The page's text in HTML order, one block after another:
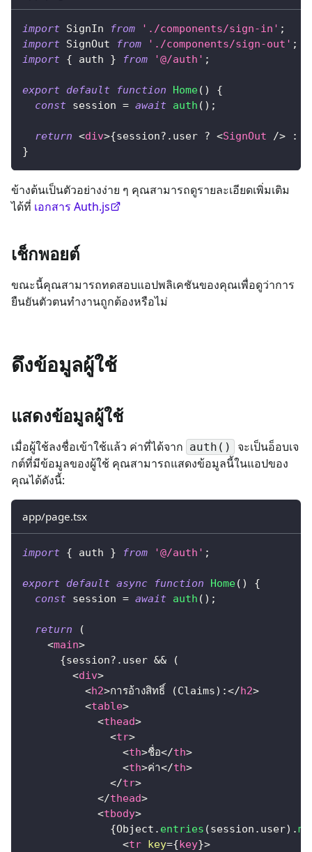
import SignIn from './components/sign-in' ;
import SignOut from './components/sign-out' ;
import { auth } from '@/auth' ;
export default function Home( )
{
const session = await auth ( ) ;
return <div>{session?. user ? <SignOut /> :
}
ข้างต้นเป็นตัวอย่างง่าย ๆ คุณสามารถดูรายละเอียดเพิ่มเติม
ได้ที่ เอกสาร Auth.js
เช็กพอยต์
ขณะนี้คุณสามารถทดสอบแอปพลิเคชันของคุณเพื่อดูว่าการ
ยืนยันตัวตนทำงานถูกต้องหรือไม่
ดึงข้อมูลผู้ใช้
แสดงข้อมูลผู้ใช้
เมื่อผู้ใช้ลงชื่อเข้าใช้แล้ว ค่าที่ได้จาก auth()
จะเป็นอ็อบเจ
กต์ที่มีข้อมูลของผู้ใช้ คุณสามารถแสดงข้อมูลนี้ในแอปของ
คุณได้ดังนี้:
app/page.tsx
import { auth } from '@/auth' ;
export default async function Home( )
{
const session = await auth ( ) ;
return
(
<main>
{session?. user &&
(
<div>
<h2>การอ้างสิทธิ์ (Claims):</h2>
<table>
<thead>
<tr>
<th>ชื่อ</th>
<th>ค่า</th>
</tr>
</thead>
<tbody>
{Object . entries (session . user) .
<tr key={key}>